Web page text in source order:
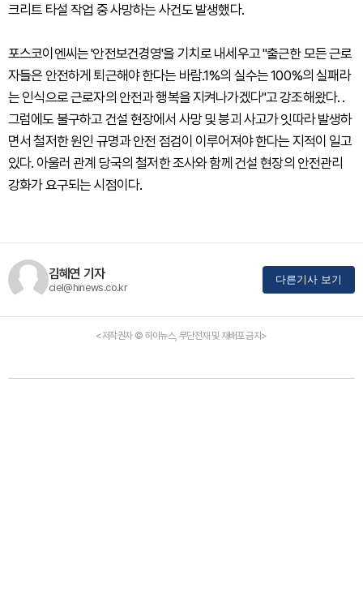
크리트 타설 작업 중 사망하는 사건도 발생했다.
포스코이엔씨는 '안전보건경영'을 기치로 내세우고 "출근한 모든 근로
자들은 안전하게 퇴근해야 한다는 바람.1%의 실수는 100%의 실패라
는 인식으로 근로자의 안전과 행복을 지켜나가겠다"고 강조해왔다. .
그럼에도 불구하고 건설 현장에서 사망 및 붕괴 사고가 잇따라 발생하
면서 철저한 원인 규명과 안전 점검이 이루어져야 한다는 지적이 일고
있다. 아울러 관계 당국의 철저한 조사와 함께 건설 현장의 안전관리
강화가 요구되는 시점이다.
김혜연 기자
ciel@hinews.co.kr
다른기사 보기
<저작권자 © 하이뉴스, 무단전재 및 재배포 금지>